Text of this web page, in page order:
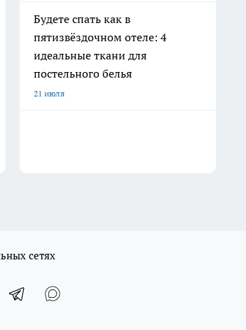
Будете спать как в
пятизвёздочном отеле: 4
идеальные ткани для
постельного белья
21 июля
сетях